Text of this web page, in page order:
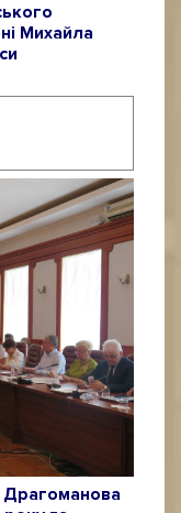
Михайла
Драгоманова